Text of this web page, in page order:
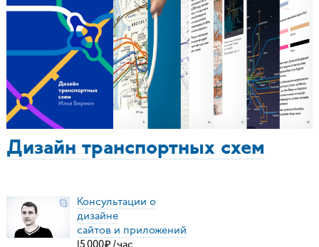
Дизайн транспортных схем
Консультации о
дизайне
сайтов и приложений
15000₽ /час